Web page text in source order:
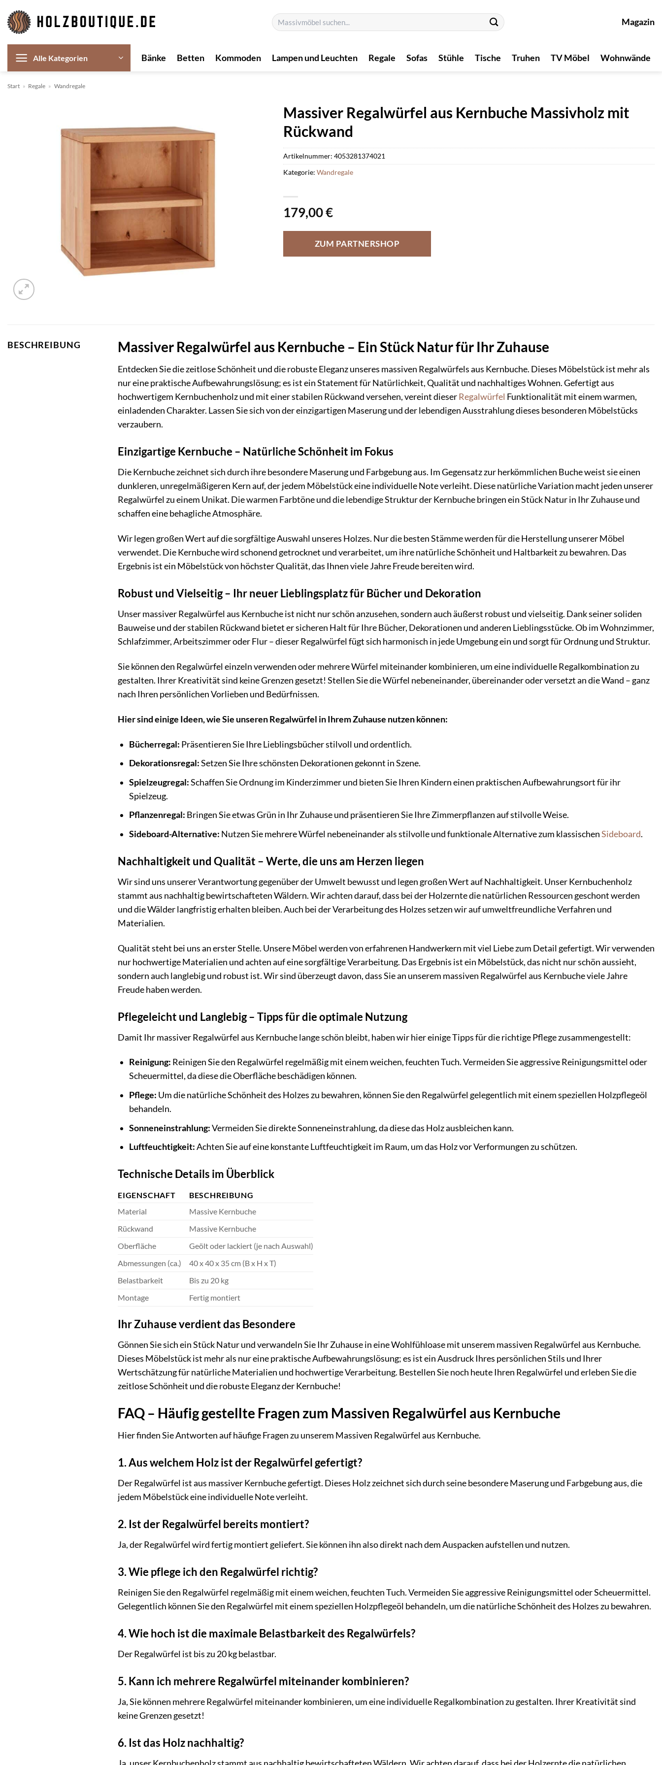
Inhalt
springen
Suchen
nach:
Magazin
Alle Kategorien Bänke Betten Kommoden Lampen und Leuchten Regale Sofas Stühle Tische Truhen TV Möbel Wohnwände
Start » Regale » Wandregale
Massiver Regalwürfel aus Kernbuche Massivholz mit
Rückwand
179,00€
ZUM PARTNERSHOP
Artikelnummer: 4053281374021
Kategorie: Wandregale
BESCHREIBUNG Massiver Regalwürfel aus Kernbuche – Ein Stück Natur für Ihr Zuhause
Entdecken Sie die zeitlose Schönheit und die robuste Eleganz unseres massiven Regalwürfels aus Kernbuche. Dieses Möbelstück ist mehr als
nur eine praktische Aufbewahrungslösung; es ist ein Statement für Natürlichkeit, Qualität und nachhaltiges Wohnen. Gefertigt aus
hochwertigem Kernbuchenholz und mit einer stabilen Rückwand versehen, vereint dieserRegalwürfel Funktionalität mit einem warmen,
einladenden Charakter. Lassen Sie sich von der einzigartigen Maserung und der lebendigen Ausstrahlung dieses besonderen Möbelstücks
verzaubern.
Einzigartige Kernbuche – Natürliche Schönheit im Fokus
Die Kernbuche zeichnet sich durch ihre besondere Maserung und Farbgebung aus. Im Gegensatz zur herkömmlichen Buche weist sie einen
dunkleren, unregelmäßigeren Kern auf, der jedem Möbelstück eine individuelle Note verleiht. Diese natürliche Variation macht jeden unserer
Regalwürfel zu einem Unikat. Die warmen Farbtöne und die lebendige Struktur der Kernbuche bringen ein Stück Natur in Ihr Zuhause und
schaffen eine behagliche Atmosphäre.
Wir legen großen Wert auf die sorgfältige Auswahl unseres Holzes. Nur die besten Stämme werden für die Herstellung unserer Möbel
verwendet. Die Kernbuche wird schonend getrocknet und verarbeitet, um ihre natürliche Schönheit und Haltbarkeit zu bewahren. Das
Ergebnis ist ein Möbelstück von höchster Qualität, das Ihnen viele Jahre Freude bereiten wird.
Robust und Vielseitig – Ihr neuer Lieblingsplatz für Bücher und Dekoration
Unser massiver Regalwürfel aus Kernbuche ist nicht nur schön anzusehen, sondern auch äußerst robust und vielseitig. Dank seiner soliden
Bauweise und der stabilen Rückwand bietet er sicheren Halt für Ihre Bücher, Dekorationen und anderen Lieblingsstücke. Ob im Wohnzimmer,
Schlafzimmer, Arbeitszimmer oder Flur – dieser Regalwürfel fügt sich harmonisch in jede Umgebung ein und sorgt für Ordnung und Struktur.
Sie können den Regalwürfel einzeln verwenden oder mehrere Würfel miteinander kombinieren, um eine individuelle Regalkombination zu
gestalten. Ihrer Kreativität sind keine Grenzen gesetzt! Stellen Sie die Würfel nebeneinander, übereinander oder versetzt an die Wand – ganz
nach Ihren persönlichen Vorlieben und Bedürfnissen.
Hier sind einige Ideen, wie Sie unseren Regalwürfel in Ihrem Zuhause nutzen können:
Bücherregal: Präsentieren Sie Ihre Lieblingsbücher stilvoll und ordentlich.
Dekorationsregal:Setzen Sie Ihre schönsten Dekorationen gekonnt in Szene.
Spielzeugregal:Schaffen Sie Ordnung im Kinderzimmer und bieten Sie Ihren Kindern einen praktischen Aufbewahrungsort für ihr
Spielzeug.
Pflanzenregal: Bringen Sie etwas Grün in Ihr Zuhause und präsentieren Sie Ihre Zimmerpflanzen auf stilvolle Weise.
Sideboard-Alternative: Nutzen Sie mehrere Würfel nebeneinander als stilvolle und funktionale Alternative zum klassischenSideboard.
Nachhaltigkeit und Qualität – Werte, die uns am Herzen liegen
Wir sind uns unserer Verantwortung gegenüber der Umwelt bewusst und legen großen Wert auf Nachhaltigkeit. Unser Kernbuchenholz
stammt aus nachhaltig bewirtschafteten Wäldern. Wir achten darauf, dass bei der Holzernte die natürlichen Ressourcen geschont werden
und die Wälder langfristig erhalten bleiben. Auch bei der Verarbeitung des Holzes setzen wir auf umweltfreundliche Verfahren und
Materialien.
Qualität steht bei uns an erster Stelle. Unsere Möbel werden von erfahrenen Handwerkern mit viel Liebe zum Detail gefertigt. Wir verwenden
nur hochwertige Materialien und achten auf eine sorgfältige Verarbeitung. Das Ergebnis ist ein Möbelstück, das nicht nur schön aussieht,
sondern auch langlebig und robust ist. Wir sind überzeugt davon, dass Sie an unserem massiven Regalwürfel aus Kernbuche viele Jahre
Freude haben werden.
Pflegeleicht und Langlebig – Tipps für die optimale Nutzung
Damit Ihr massiver Regalwürfel aus Kernbuche lange schön bleibt, haben wir hier einige Tipps für die richtige Pflege zusammengestellt:
Reinigung: Reinigen Sie den Regalwürfel regelmäßig mit einem weichen, feuchten Tuch. Vermeiden Sie aggressive Reinigungsmittel oder
Scheuermittel, da diese die Oberfläche beschädigen können.
Pflege: Um die natürliche Schönheit des Holzes zu bewahren, können Sie den Regalwürfel gelegentlich mit einem speziellen Holzpflegeöl
behandeln.
Sonneneinstrahlung:Vermeiden Sie direkte Sonneneinstrahlung, da diese das Holz ausbleichen kann.
Luftfeuchtigkeit:Achten Sie auf eine konstante Luftfeuchtigkeit im Raum, um das Holz vor Verformungen zu schützen.
Technische Details im Überblick
EIGENSCHAFT
BESCHREIBUNG
Material
Massive Kernbuche
Rückwand
Massive Kernbuche
Oberfläche
Geölt oder lackiert (je nach Auswahl)
Abmessungen (ca.)
40 x 40 x 35 cm (B x H x T)
Belastbarkeit
Bis zu 20 kg
Montage
Fertig montiert
Ihr Zuhause verdient das Besondere
Gönnen Sie sich ein Stück Natur und verwandeln Sie Ihr Zuhause in eine Wohlfühloase mit unserem massiven Regalwürfel aus Kernbuche.
Dieses Möbelstück ist mehr als nur eine praktische Aufbewahrungslösung; es ist ein Ausdruck Ihres persönlichen Stils und Ihrer
Wertschätzung für natürliche Materialien und hochwertige Verarbeitung. Bestellen Sie noch heute Ihren Regalwürfel und erleben Sie die
zeitlose Schönheit und die robuste Eleganz der Kernbuche!
FAQ – Häufig gestellte Fragen zum Massiven Regalwürfel aus Kernbuche
Hier finden Sie Antworten auf häufige Fragen zu unserem Massiven Regalwürfel aus Kernbuche.
1. Aus welchem Holz ist der Regalwürfel gefertigt?
Der Regalwürfel ist aus massiver Kernbuche gefertigt. Dieses Holz zeichnet sich durch seine besondere Maserung und Farbgebung aus, die
jedem Möbelstück eine individuelle Note verleiht.
2. Ist der Regalwürfel bereits montiert?
Ja, der Regalwürfel wird fertig montiert geliefert. Sie können ihn also direkt nach dem Auspacken aufstellen und nutzen.
3. Wie pflege ich den Regalwürfel richtig?
Reinigen Sie den Regalwürfel regelmäßig mit einem weichen, feuchten Tuch. Vermeiden Sie aggressive Reinigungsmittel oder Scheuermittel.
Gelegentlich können Sie den Regalwürfel mit einem speziellen Holzpflegeöl behandeln, um die natürliche Schönheit des Holzes zu bewahren.
4. Wie hoch ist die maximale Belastbarkeit des Regalwürfels?
Der Regalwürfel ist bis zu 20 kg belastbar.
5. Kann ich mehrere Regalwürfel miteinander kombinieren?
Ja, Sie können mehrere Regalwürfel miteinander kombinieren, um eine individuelle Regalkombination zu gestalten. Ihrer Kreativität sind
keine Grenzen gesetzt!
6. Ist das Holz nachhaltig?